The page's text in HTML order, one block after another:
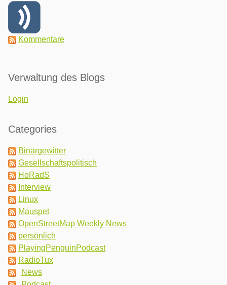
Kommentare
Verwaltung des Blogs
Login
Categories
Binärgewitter
Gesellschaftspolitisch
HoRadS
Interview
Linux
Mauspet
OpenStreetMap Weekly News
persönlich
PlayingPenguinPodcast
RadioTux
News